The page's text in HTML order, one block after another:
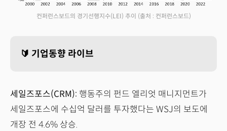
컨퍼런스보드의 경기선행지수(LEI) 추이 (출처 : 컨퍼런스보드)
🔰 기업동향 라이브
세일즈포스(CRM): 행동주의 펀드 엘리엇 매니지먼트가
세일즈포스에 수십억 달러를 투자했다는 WSJ의 보도에
개장 전 4.6% 상승.